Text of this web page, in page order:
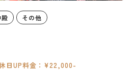
その他
日UP料金：¥22,000-